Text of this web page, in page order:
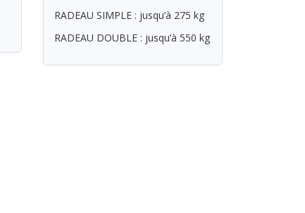
RADEAU SIMPLE : jusqu’à 275 kg
RADEAU DOUBLE : jusqu’à 550 kg